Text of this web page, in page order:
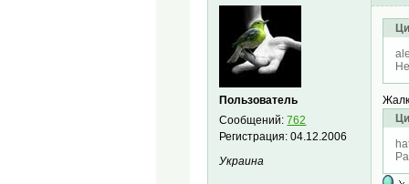
Пользователь
Сообщений:762
Регистрация:04.12.2006
Украина